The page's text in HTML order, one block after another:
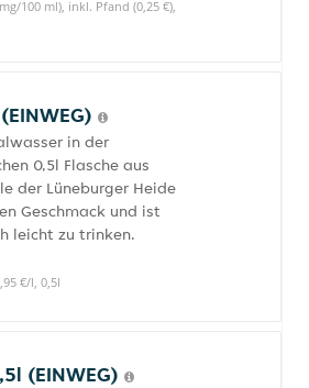
100 ml), inkl. Pfand (0,25 €),
in der
0,5l Flasche aus
der Lüneburger Heide
Geschmack und ist
leicht zu trinken.
€/l, 0,5l
(EINWEG)